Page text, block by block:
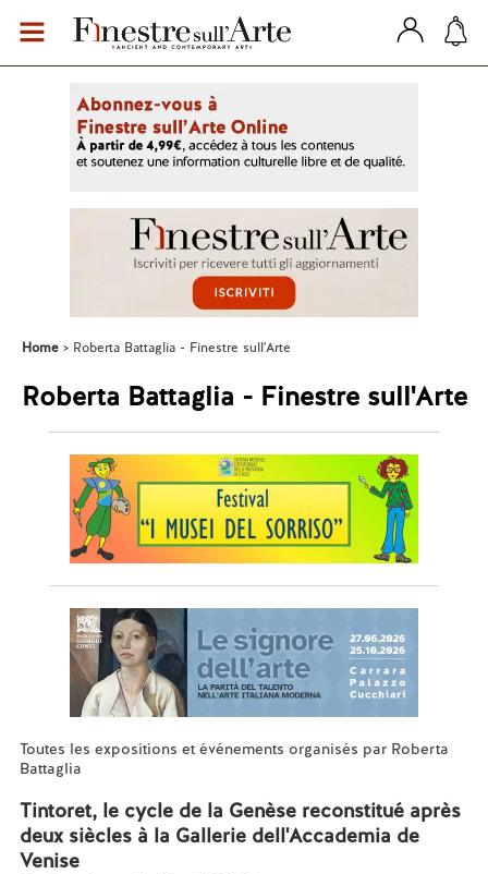
Home Roberta Battaglia - Finestre sull'Arte
Roberta Battaglia - Finestre sull'Arte
Toutes les expositions et événements organisés par Roberta
Battaglia
Tintoret, le cycle de la Genèse reconstitué après
deux siècles à la Gallerie dell'Accademia de
Venise